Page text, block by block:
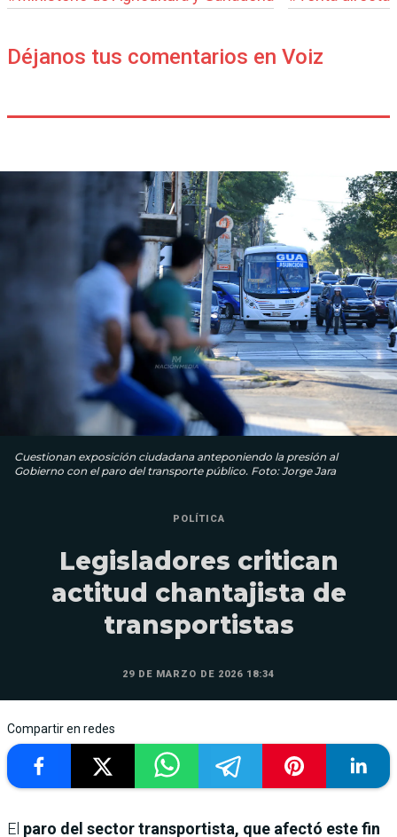
Déjanos tus comentarios en Voiz
Cuestionan exposición ciudadana anteponiendo la presión al
Gobierno con el paro del transporte público. Foto: Jorge Jara
POLÍTICA
Legisladores critican
actitud chantajista de
transportistas
29 DE MARZO DE 2026 18:34
Compartir en redes
El paro del sector transportista, que afectó este fin